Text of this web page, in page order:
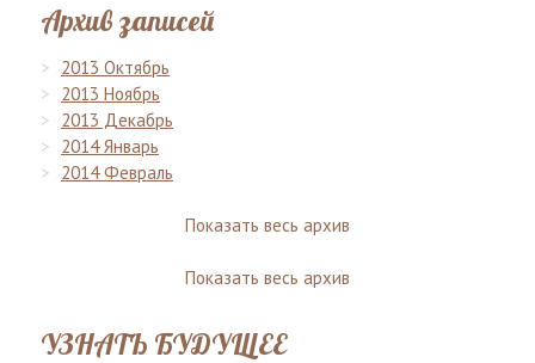
Архив записей
2013 Октябрь
2013 Ноябрь
2013 Декабрь
2014 Январь
2014 Февраль
Показать весь архив
Показать весь архив
УЗНАТЬ БУДУЩЕЕ